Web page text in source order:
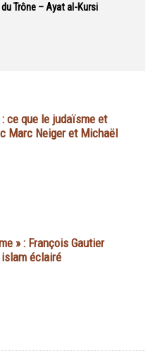
Trône – Ayat al-Kursi
ce que le judaïsme et
Marc Neiger et Michaël
» : François Gautier
éclairé